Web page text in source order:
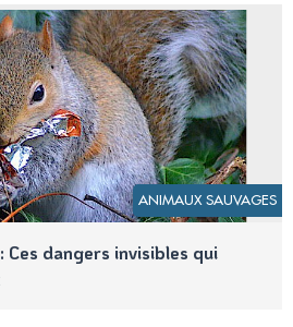
ANIMAUX SAUVAGES
Ces dangers invisibles qui